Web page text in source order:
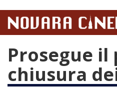
contenuto
Prosegue il
chiusura